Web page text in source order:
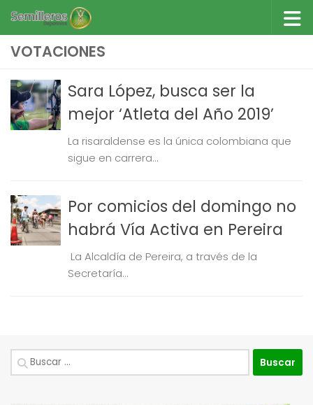
Saltar al contenido
VOTACIONES
Sara López, busca ser la
mejor ‘Atleta del Año 2019’
La risaraldense es la única colombiana que
sigue en carrera...
Por comicios del domingo no
habrá Vía Activa en Pereira
​ La Alcaldía de Pereira, a través de la
Secretaría...
Buscar: